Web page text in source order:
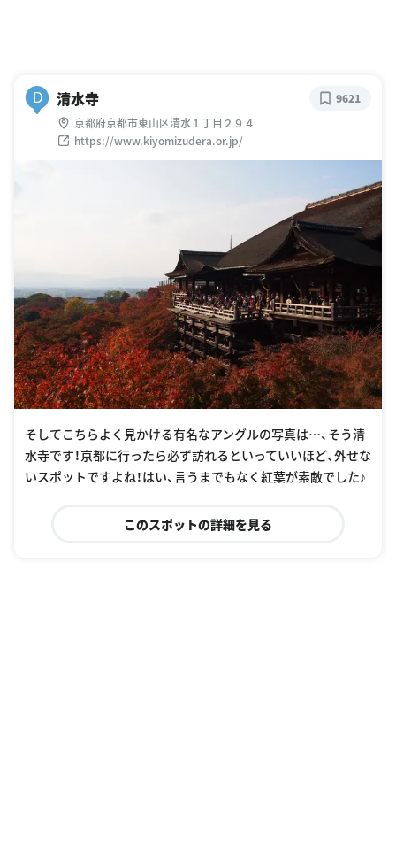
D 清水寺
京都府京都市東山区清水１丁目２９４
https://www.kiyomizudera.or.jp/
9621
そしてこちらよく見かける有名なアングルの写真は…、そう清
水寺です！京都に行ったら必ず訪れるといっていいほど、外せな
いスポットですよね！はい、言うまでもなく紅葉が素敵でした♪
このスポットの詳細を見る